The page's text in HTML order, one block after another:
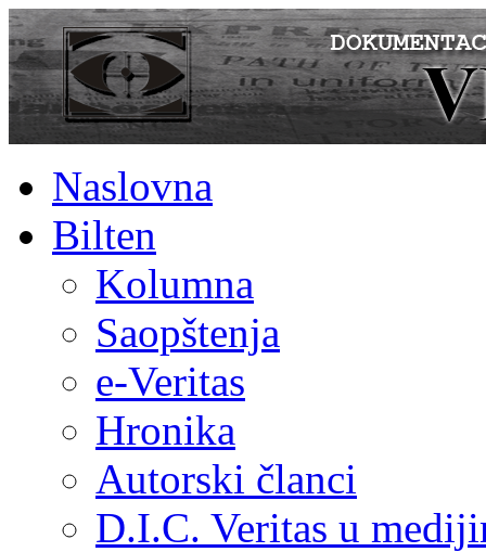
Naslovna
Bilten
Kolumna
Saopštenja
e-Veritas
Hronika
Autorski članci
D.I.C. Veritas u